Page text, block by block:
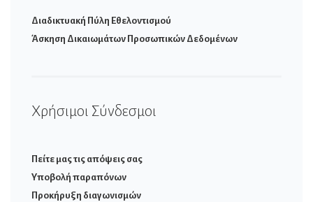
Διαδικτυακή Πύλη Εθελοντισμού
Άσκηση Δικαιωμάτων Προσωπικών Δεδομένων
Χρήσιμοι Σύνδεσμοι
Πείτε μας τις απόψεις σας
Υποβολή παραπόνων
Προκήρυξη διαγωνισμών